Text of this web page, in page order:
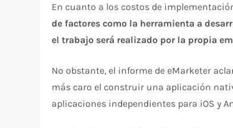
En cuanto a los costos de
de factores como la herramienta a
el trabajo será realizado por la propia
No obstante, el informe de eMarketer
más caro el construir una aplicación
aplicaciones independientes para iOS y